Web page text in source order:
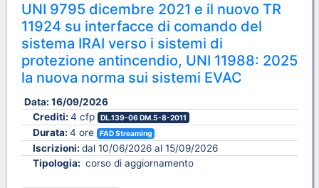
UNI 9795 dicembre 2021 e il nuovo TR
11924 su interfacce di comando del
sistema IRAI verso i sistemi di
protezione antincendio, UNI 11988: 2025
la nuova norma sui sistemi EVAC
Data: 16/09/2026
Crediti: 4 cfp DL.139-06 DM.5-8-2011
Durata: 4 ore FAD Streaming
Iscrizioni: dal 10/06/2026 al 15/09/2026
Tipologia: corso di aggiornamento